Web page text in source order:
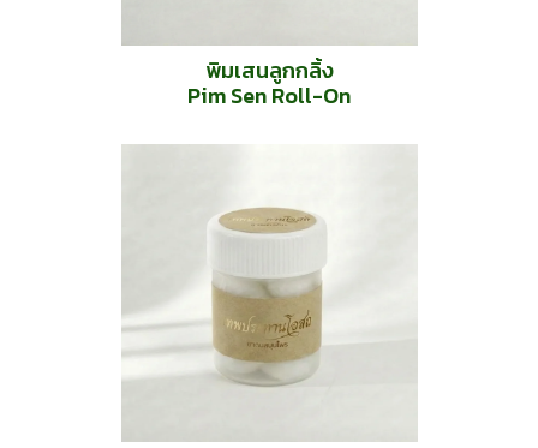
พิมเสนลูกกลิ้ง
Pim Sen Roll-On